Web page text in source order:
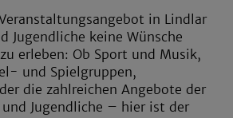
in Lindlar
Jugendliche keine Wünsche
erleben: Ob Sport und Musik,
und Spielgruppen,
die zahlreichen Angebote der
Jugendliche – hier ist der